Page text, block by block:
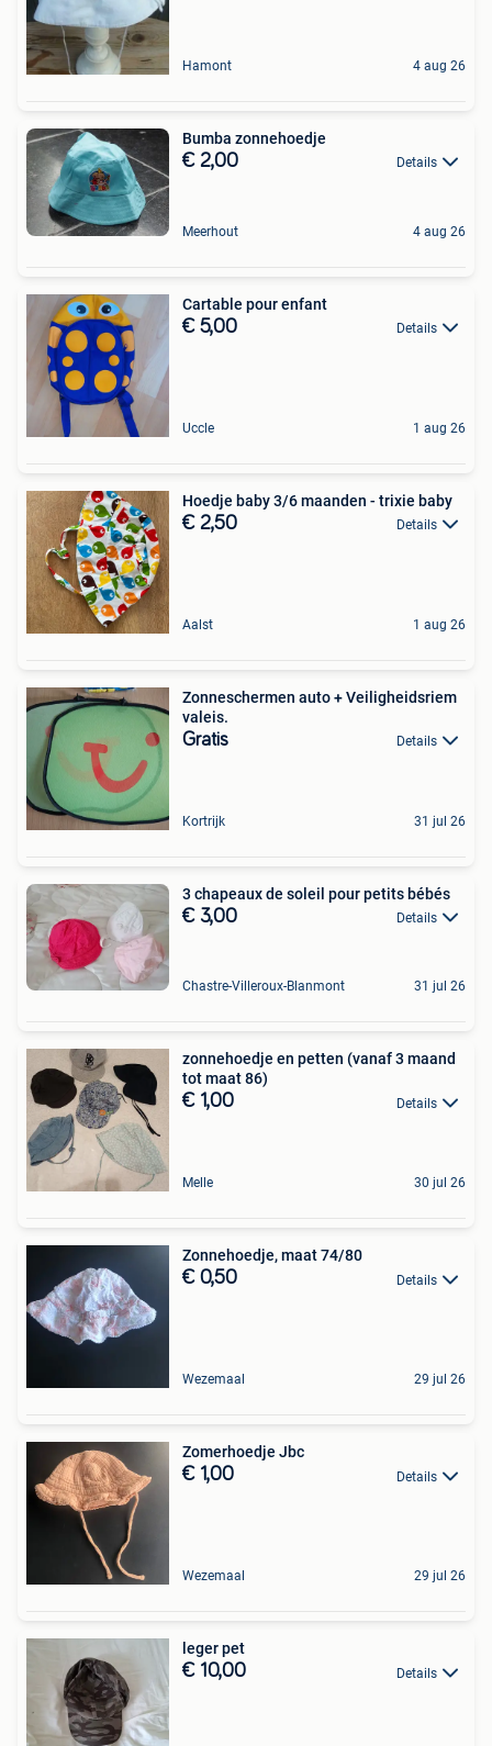
Hamont 4 aug 26
Bumba zonnehoedje
€ 2,00 Details
Meerhout 4 aug 26
Cartable pour enfant
€ 5,00 Details
Uccle 1 aug 26
Hoedje baby 3/6 maanden - trixie baby
€ 2,50 Details
Aalst 1 aug 26
Zonneschermen auto + Veiligheidsriem
valeis.
Gratis Details
Kortrijk 31 jul 26
3 chapeaux de soleil pour petits bébés
€ 3,00 Details
Chastre-Villeroux-Blanmont 31 jul 26
zonnehoedje en petten (vanaf 3 maand
tot maat 86)
€ 1,00 Details
Melle 30 jul 26
Zonnehoedje, maat 74/80
€ 0,50 Details
Wezemaal 29 jul 26
Zomerhoedje Jbc
€ 1,00 Details
Wezemaal 29 jul 26
leger pet
€ 10,00 Details